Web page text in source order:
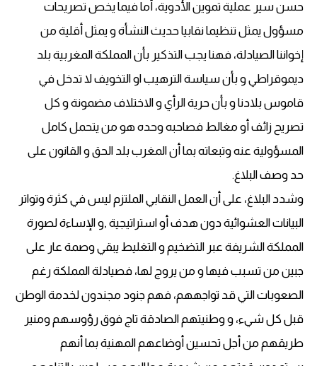
حسن سير عملية تموين الأدوية، أما فيما يخص تصريحات
مسؤول يمثل تنظيما نقابيا حديث النشأة و يمثل أقلية من
إخواننا الصيادلة، فهنا يجب التذكير بأن المملكة المغربية بلد
ديموقراطي و بأن سياسة الترهيب او التخويف لا تدخل في
قاموس بلادنا و بأن حرية الرأي و الاختلاف مضمونة و كل
تصريح زائف أو مغالط فصاحبه وحده هو من يتحمل كامل
المسؤولية عنه وتبعاته بما أن المغرب بلد الحق و القانون على
حد وصف البلاغ.
وشدد البلاغ، على أن العمل النقابي الملتزم ليس في كثرة وتواتر
البيانات العشوائية دون هدف أو استراتيجية ,و الإساءة لصورة
المملكة الشريفة عبر التضخيم و التغليط يبقي وصمة عار على
جبين من تسبب فيها و من يروج لها، فصيادلة المملكة رغم
الصعوبات التي قد تواجههم، فهم جنود مجندون لخدمة الوطن
قبل كل شيء، و وطنيتهم الصادقة تاج فوق رؤوسهم ومنير
طريقهم من أجل تحسين أوضاعهم المهنية بما أنهم